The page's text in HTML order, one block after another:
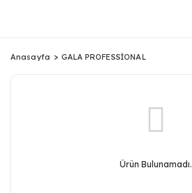
Anasayfa GALA PROFESSİONAL
Ürün Bulunamadı.